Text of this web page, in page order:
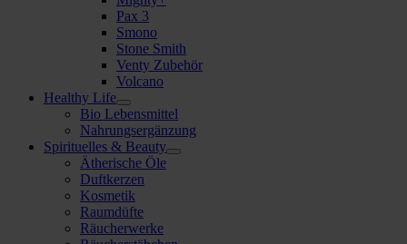
Pax 3
Smono
Stone Smith
Venty Zubehör
Volcano
Healthy Life
Bio Lebensmittel
Nahrungsergänzung
Spirituelles & Beauty
Ätherische Öle
Duftkerzen
Kosmetik
Raumdüfte
Räucherwerke